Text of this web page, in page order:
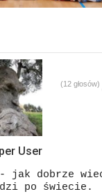
User
(12 głosów)
jak dobrze
po świecie.